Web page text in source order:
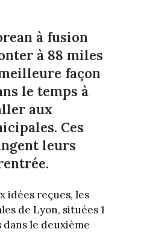
à fusion
à 88 miles
façon
le temps à
aux
Ces
leurs
idées reçues, les
de Lyon, situées 1
dans le deuxième